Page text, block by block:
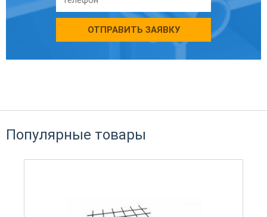
ОТПРАВИТЬ ЗАЯВКУ
Популярные товары